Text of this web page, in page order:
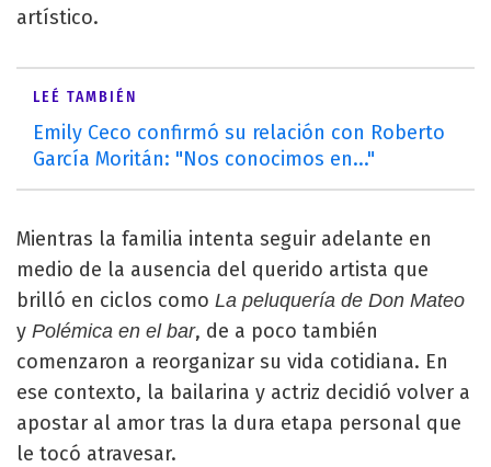
artístico.
LEÉ TAMBIÉN
Emily Ceco confirmó su relación con Roberto
García Moritán: "Nos conocimos en..."
Mientras la familia intenta seguir adelante en
medio de la ausencia del querido artista que
brilló en ciclos como La peluquería de Don Mateo
y Polémica en el bar, de a poco también
comenzaron a reorganizar su vida cotidiana. En
ese contexto, la bailarina y actriz decidió volver a
apostar al amor tras la dura etapa personal que
le tocó atravesar.